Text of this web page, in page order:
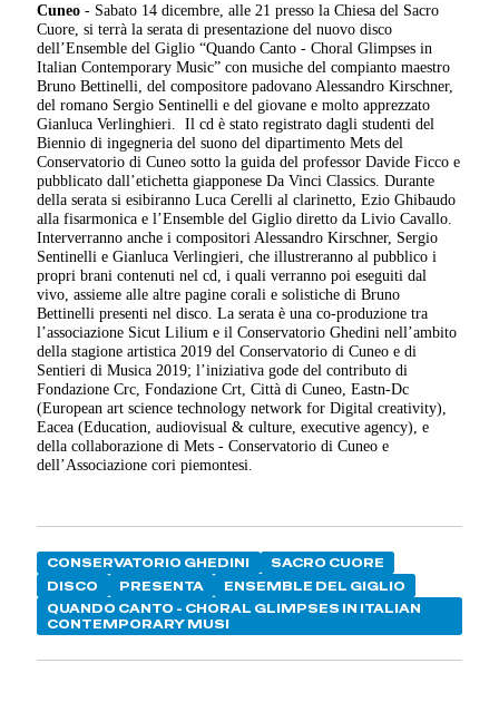
Cuneo - Sabato 14 dicembre, alle 21 presso la Chiesa del Sacro
Cuore, si terrà la serata di presentazione del nuovo disco
dell’Ensemble del Giglio “Quando Canto - Choral Glimpses in
Italian Contemporary Music” con musiche del compianto maestro
Bruno Bettinelli, del compositore padovano Alessandro Kirschner,
del romano Sergio Sentinelli e del giovane e molto apprezzato
Gianluca Verlinghieri. Il cd è stato registrato dagli studenti del
Biennio di ingegneria del suono del dipartimento Mets del
Conservatorio di Cuneo sotto la guida del professor Davide Ficco e
pubblicato dall’etichetta giapponese Da Vinci Classics. Durante
della serata si esibiranno Luca Cerelli al clarinetto, Ezio Ghibaudo
alla fisarmonica e l’Ensemble del Giglio diretto da Livio Cavallo.
Interverranno anche i compositori Alessandro Kirschner, Sergio
Sentinelli e Gianluca Verlingieri, che illustreranno al pubblico i
propri brani contenuti nel cd, i quali verranno poi eseguiti dal
vivo, assieme alle altre pagine corali e solistiche di Bruno
Bettinelli presenti nel disco. La serata è una co-produzione tra
l’associazione Sicut Lilium e il Conservatorio Ghedini nell’ambito
della stagione artistica 2019 del Conservatorio di Cuneo e di
Sentieri di Musica 2019; l’iniziativa gode del contributo di
Fondazione Crc, Fondazione Crt, Città di Cuneo, Eastn-Dc
(European art science technology network for Digital creativity),
Eacea (Education, audiovisual & culture, executive agency), e
della collaborazione di Mets - Conservatorio di Cuneo e
dell’Associazione cori piemontesi.
CONSERVATORIO GHEDINI
SACRO CUORE
DISCO
PRESENTA
ENSEMBLE DEL GIGLIO
QUANDO CANTO - CHORAL GLIMPSES IN ITALIAN
CONTEMPORARY MUSI